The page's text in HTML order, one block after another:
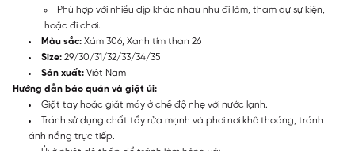
Phù hợp với nhiều dịp khác nhau như đi làm, tham dự sự kiện,
hoặc đi chơi.
Màu sắc: Xám 306, Xanh tím than 26
Size: 29/30/31/32/33/34/35
Sản xuất: Việt Nam
Hướng dẫn bảo quản và giặt ủi:
Giặt tay hoặc giặt máy ở chế độ nhẹ với nước lạnh.
Tránh sử dụng chất tẩy rửa mạnh và phơi nơi khô thoáng, tránh
ánh nắng trực tiếp.